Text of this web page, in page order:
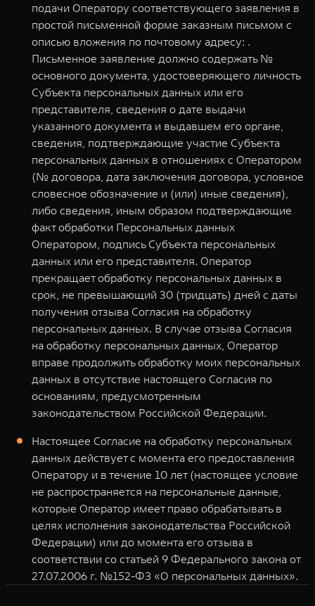
подачи Оператору соответствующего заявления в
простой письменной форме заказным письмом с
описью вложения по почтовому адресу: .
Письменное заявление должно содержать №
основного документа, удостоверяющего личность
Субъекта персональных данных или его
представителя, сведения о дате выдачи
указанного документа и выдавшем его органе,
сведения, подтверждающие участие Субъекта
персональных данных в отношениях с Оператором
(№ договора, дата заключения договора, условное
словесное обозначение и (или) иные сведения),
либо сведения, иным образом подтверждающие
факт обработки Персональных данных
Оператором, подпись Субъекта персональных
данных или его представителя. Оператор
прекращает обработку персональных данных в
срок, не превышающий 30 (тридцать) дней с даты
получения отзыва Согласия на обработку
персональных данных. В случае отзыва Согласия
на обработку персональных данных, Оператор
вправе продолжить обработку моих персональных
данных в отсутствие настоящего Согласия по
основаниям, предусмотренным
законодательством Российской Федерации.
Настоящее Согласие на обработку персональных
данных действует с момента его предоставления
Оператору и в течение 10 лет (настоящее условие
не распространяется на персональные данные,
которые Оператор имеет право обрабатывать в
целях исполнения законодательства Российской
Федерации) или до момента его отзыва в
соответствии со статьей 9 Федерального закона от
27.07.2006 г. №152-ФЗ «О персональных данных».